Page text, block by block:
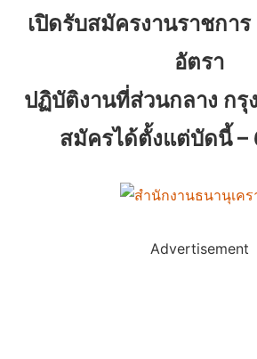
เปิดรับสมัครงานราชกา
อัตรา
ปฏิบัติงานที่ส่วนกลาง กรุ
สมัครได้ตั้งแต่บัดนี้ –
Advertisement